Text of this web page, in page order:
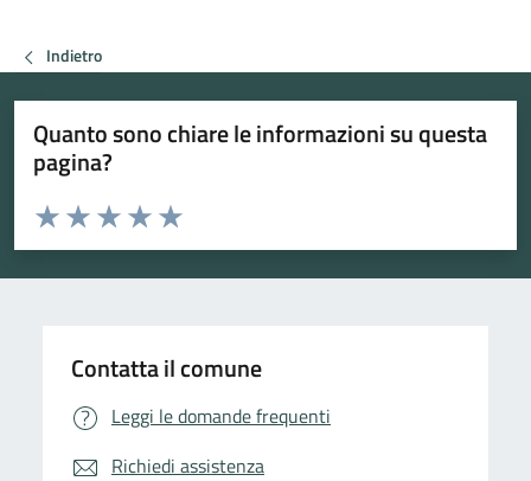
Indietro
Quanto sono chiare le informazioni su questa
pagina?
Valuta da 1 a 5 stelle la pagina
Valuta 5 stelle su 5
Valuta 4 stelle su 5
Valuta 3 stelle su 5
Valuta 2 stelle su 5
Valuta 1 stelle su 5
Contatta il comune
Leggi le domande frequenti
Richiedi assistenza